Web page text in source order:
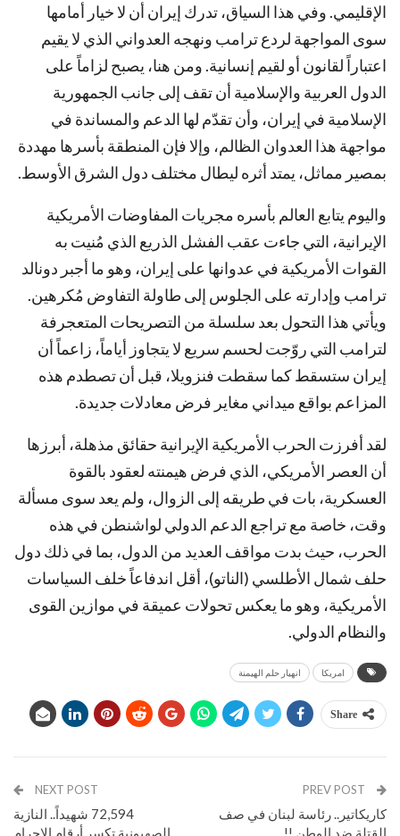
الإقليمي. وفي هذا السياق، تدرك إيران أن لا خيار أمامها
سوى المواجهة لردع ترامب ونهجه العدواني الذي لا يقيم
اعتباراً لقانون أو لقيم إنسانية. ومن هنا، يصبح لزاماً على
الدول العربية والإسلامية أن تقف إلى جانب الجمهورية
الإسلامية في إيران، وأن تقدّم لها الدعم والمساندة في
مواجهة هذا العدوان الظالم، وإلا فإن المنطقة بأسرها مهددة
بمصير مماثل، يمتد أثره ليطال مختلف دول الشرق الأوسط.
واليوم يتابع العالم بأسره مجريات المفاوضات الأمريكية
الإيرانية، التي جاءت عقب الفشل الذريع الذي مُنيت به
القوات الأمريكية في عدوانها على إيران، وهو ما أجبر دونالد
ترامب وإدارته على الجلوس إلى طاولة التفاوض مُكرهين.
ويأتي هذا التحول بعد سلسلة من التصريحات المتعجرفة
لترامب التي روّجت لحسم سريع لا يتجاوز أياماً، زاعماً أن
إيران ستسقط كما سقطت فنزويلا، قبل أن تصطدم هذه
المزاعم بواقع ميداني مغاير فرض معادلات جديدة.
لقد أفرزت الحرب الأمريكية الإيرانية حقائق مذهلة، أبرزها
أن العصر الأمريكي، الذي فرض هيمنته لعقود بالقوة
العسكرية، بات في طريقه إلى الزوال، ولم يعد سوى مسألة
وقت، خاصة مع تراجع الدعم الدولي لواشنطن في هذه
الحرب، حيث بدت مواقف العديد من الدول، بما في ذلك دول
حلف شمال الأطلسي (الناتو)، أقل اندفاعاً خلف السياسات
الأمريكية، وهو ما يعكس تحولات عميقة في موازين القوى
والنظام الدولي.
امريكا انهيار حلم الهيمنة
Share
كاريكاتير.. رئاسة لبنان في صف
القتلة ضد الوطن !!
NEXT POST
72,594 شهيداً.. النازية
الصهيونية تكسر أرقام الإجرام